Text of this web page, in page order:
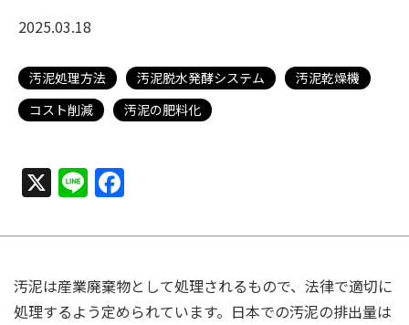
2025.03.18
汚泥処理方法 汚泥脱水発酵システム
汚泥乾燥機
コスト削減
汚泥の肥料化
X Line
汚泥は産業廃棄物として処理されるもので、法律で適切に
処理するよう定められています。日本での汚泥の排出量は